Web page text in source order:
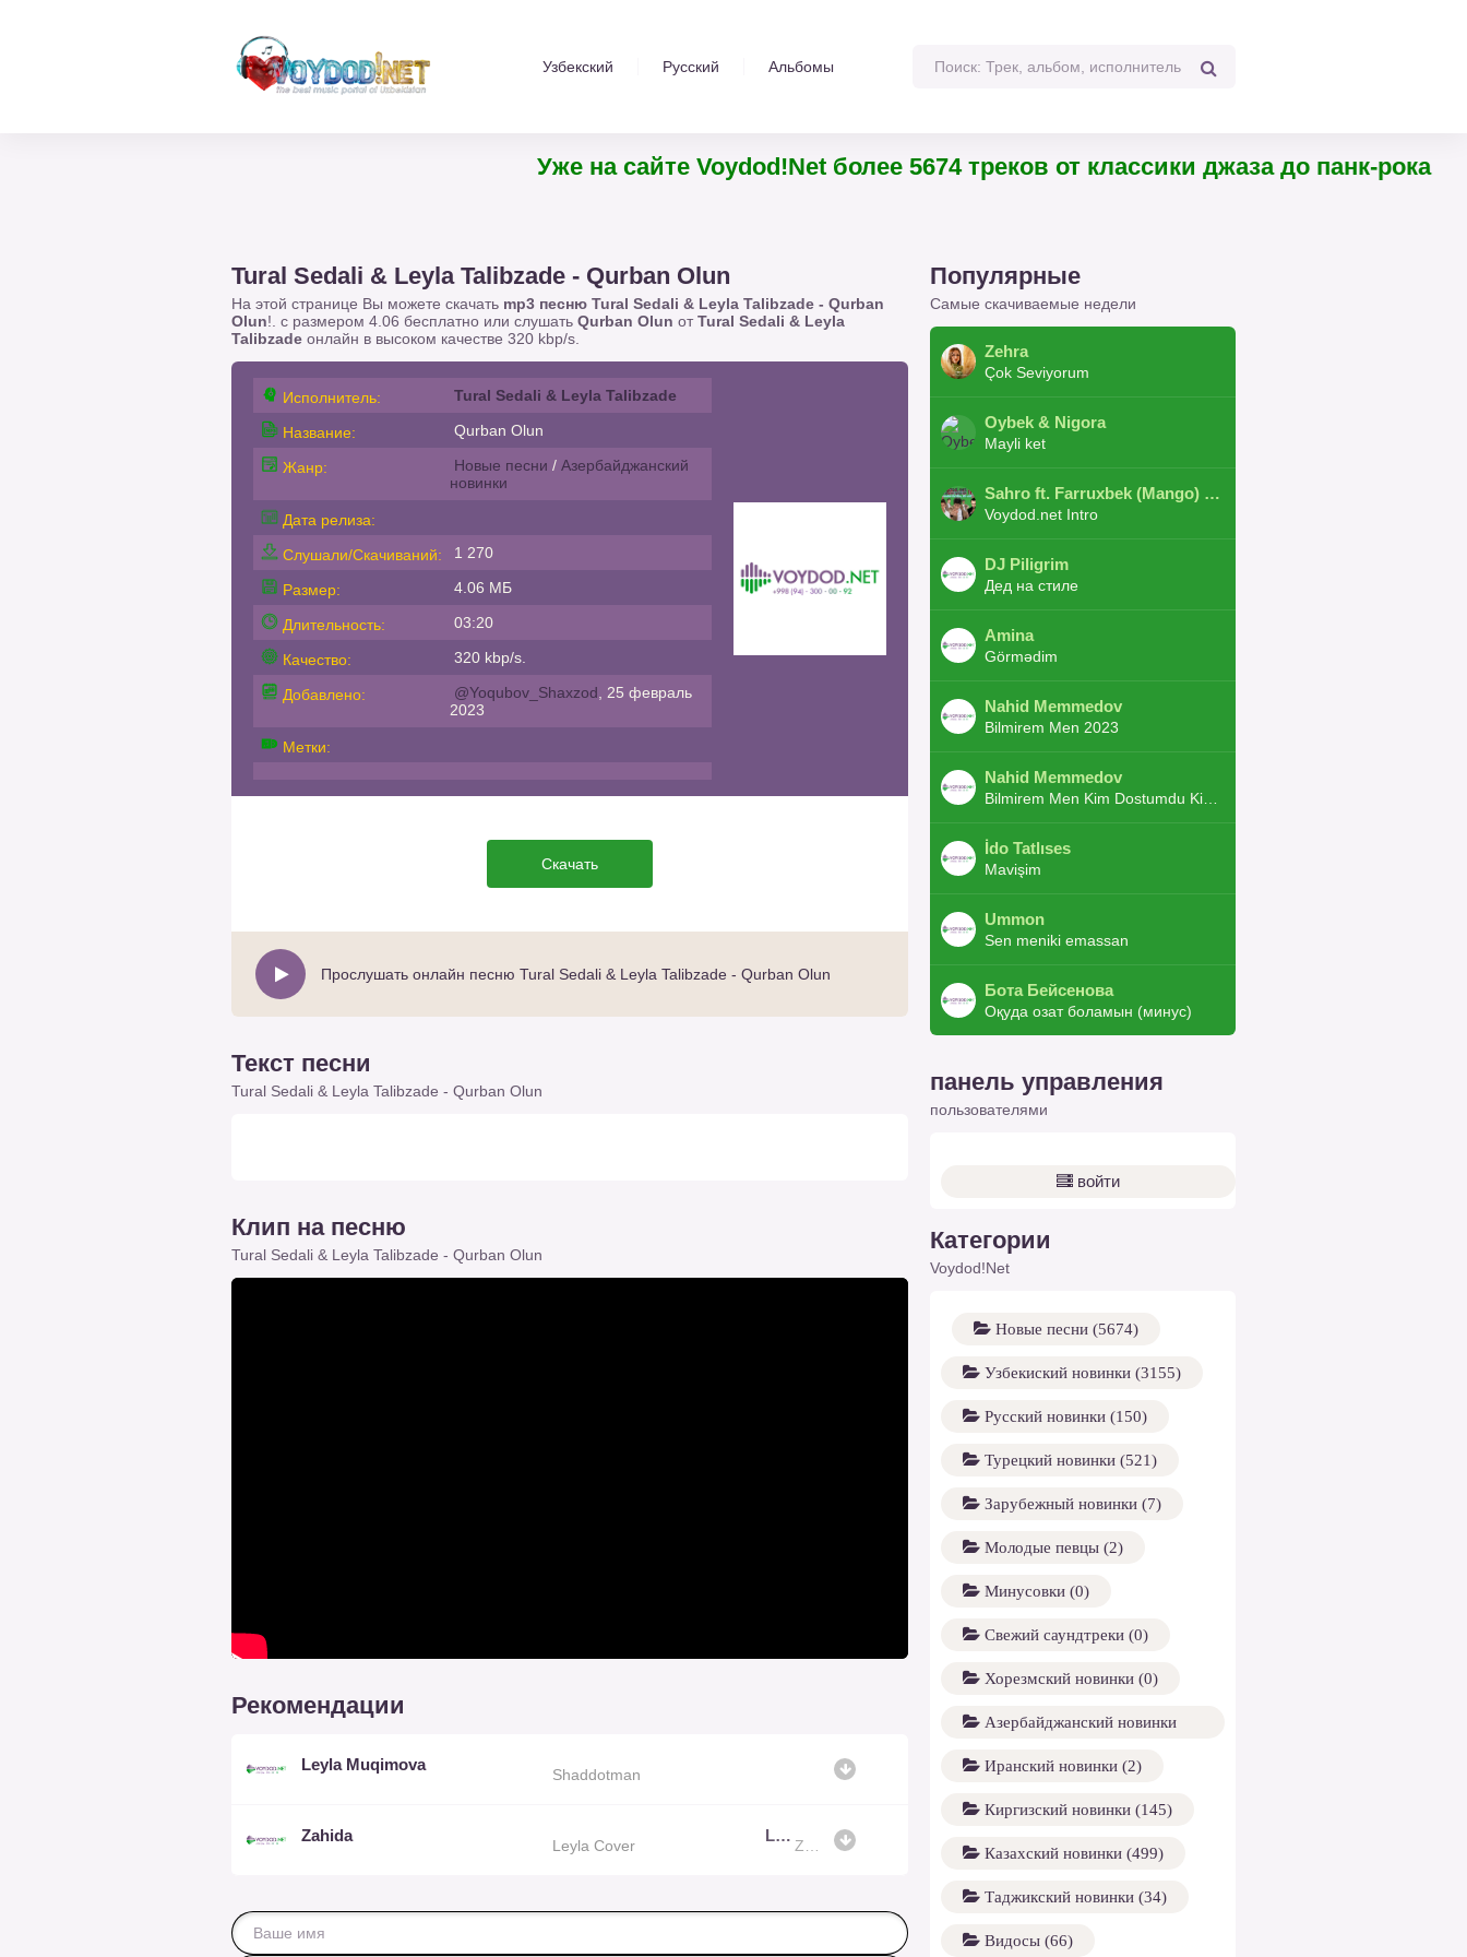
Узбекский Русский Альбомы
Уже на сайте Voydod!Net более 5674 треков от классики джаза до панк-рока
Tural Sedali & Leyla Talibzade - Qurban Olun
На этой странице Вы можете скачать mp3 песню Tural Sedali & Leyla Talibzade - Qurban
Olun!. с размером 4.06 бесплатно или слушать Qurban Olun отTural Sedali & Leyla
Talibzade онлайн в высоком качестве 320 kbp/s.
Исполнитель: Tural Sedali & Leyla Talibzade
Название: Qurban Olun
Жанр: Новые песни / Азербайджанский
новинки
Дата релиза:
Слушали/Скачиваний:
1 270
Размер: 4.06 МБ
Длительность: 03:20
Качество: 320 kbp/s.
Добавлено: @Yoqubov_Shaxzod , 25 февраль
2023
Метки:
Скачать
Прослушать онлайн песню Tural Sedali & Leyla Talibzade - Qurban Olun
Текст песни
Tural Sedali & Leyla Talibzade - Qurban Olun
Клип на песню
Tural Sedali & Leyla Talibzade - Qurban Olun
Рекомендации
Leyla Muqimova
Shaddotman
Zahida
Leyla Cover
Leyla Cover
Популярные
Самые скачиваемые недели
Zehra
Çok Seviyorum
Oybek & Nigora
Mayli ket
Sahro ft. Farruxbek (Mango) ft. Shaxboz ft. Navruz and Zarba ft. DJ.JoHa
Voydod.net Intro
DJ Piligrim
Дед на стиле
Amina
Görmədim
Nahid Memmedov
Bilmirem Men 2023
Nahid Memmedov
İdo Tatlıses
Mavişim
Ummon
Sen meniki emassan
Бота Бейсенова
Оқуда озат боламын (минус)
панель управления
пользователями
войти
Категории
Voydod!Net
Новые песни (5674)
Узбекиский новинки (3155)
Русский новинки (150)
Турецкий новинки (521)
Зарубежный новинки (7)
Молодые певцы (2)
Минусовки (0)
Свежий саундтреки (0)
Хорезмский новинки (0)
Азербайджанский новинки
(1158)
Иранский новинки (2)
Киргизский новинки (145)
Казахский новинки (499)
Таджикский новинки (34)
Видосы (66)